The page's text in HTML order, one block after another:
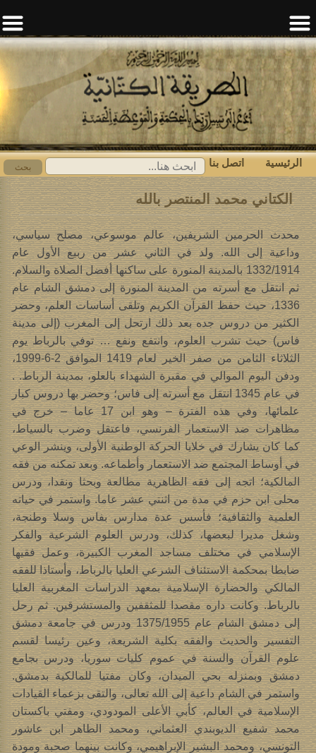
ابحث
عن:
بحث الرئيسية اتصل بنا
الكتاني محمد المنتصر بالله
محدث الحرمين الشريفين، عالم موسوعي، مصلح سياسي،
وداعية إلى الله. ولد في الثاني عشر من ربيع الأول عام
1332/1914 بالمدينة المنورة على ساكنها أفضل الصلاة والسلام.
ثم انتقل مع أسرته من المدينة المنورة إلى دمشق الشام عام
1336، حيث حفظ القرآن الكريم وتلقى أساسات العلم، وحضر
الكثير من دروس جده بعد ذلك ارتحل إلى المغرب (إلى مدينة
فاس) حيث تشرب العلوم، وانتفع ونفع … توفي بالرباط يوم
الثلاثاء الثامن من صفر الخير لعام 1419 الموافق 2-6-1999،
ودفن اليوم الموالي في مقبرة الشهداء بالعلو، بمدينة الرباط. .
في عام 1345 انتقل مع أسرته إلى فاس؛ وحضر بها دروس كبار
علمائها، وفي هذه الفترة – وهو ابن 17 عاما – خرج في
مظاهرات ضد الاستعمار الفرنسي، فاعتقل وضرب بالسياط،
كما كان يشارك في خلايا الحركة الوطنية الأولى، وينشر الوعي
في أوساط المجتمع ضد الاستعمار وأطماعه. وبعد تمكنه من فقه
المالكية؛ اتجه إلى فقه الظاهرية مطالعة وبحثا ونقدا، ودرس
محلى ابن حزم في مدة من اثنتي عشر عاما. واستمر في حياته
العلمية والثقافية؛ فأسس عدة مدارس بفاس وسلا وطنجة،
وشغل مديرا لبعضها، كذلك، ودرس العلوم الشرعية والفكر
الإسلامي في مختلف مساجد المغرب الكبيرة، وعمل فقيها
ضابطا بمحكمة الاستئناف الشرعي العليا بالرباط، وأستاذا للفقه
المالكي والحضارة الإسلامية بمعهد الدراسات المغربية العليا
بالرباط. وكانت داره مقصدا للمثقفين والمستشرقين. ثم رحل
إلى دمشق الشام عام 1375/1955 ودرس في جامعة دمشق
التفسير والحديث والفقه بكلية الشريعة، وعين رئيسا لقسم
علوم القرآن والسنة في عموم كليات سوريا، ودرس بجامع
دمشق وبمنزله بحي الميدان، وكان مفتيا للمالكية بدمشق.
واستمر في الشام داعية إلى الله تعالى، والتقى بزعماء القيادات
الإسلامية في العالم، كأبي الأعلى المودودي، ومفتي باكستان
محمد شفيع الديوبندي العثماني، ومحمد الطاهر ابن عاشور
التونسي، ومحمد البشير الإبراهيمي، وكانت بينهما صحبة ومودة